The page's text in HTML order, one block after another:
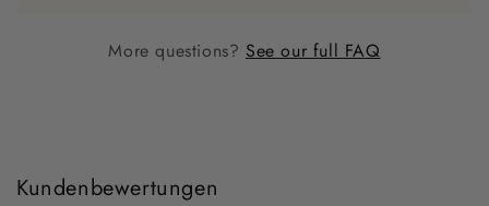
More questions? See our full FAQ
Kundenbewertungen